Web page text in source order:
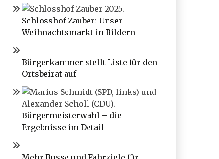
Schlosshof-Zauber: Unser
Weihnachtsmarkt in Bildern
Bürgerkammer stellt Liste für den
Ortsbeirat auf
Bürgermeisterwahl – die
Ergebnisse im Detail
Mehr Busse und Fahrziele für